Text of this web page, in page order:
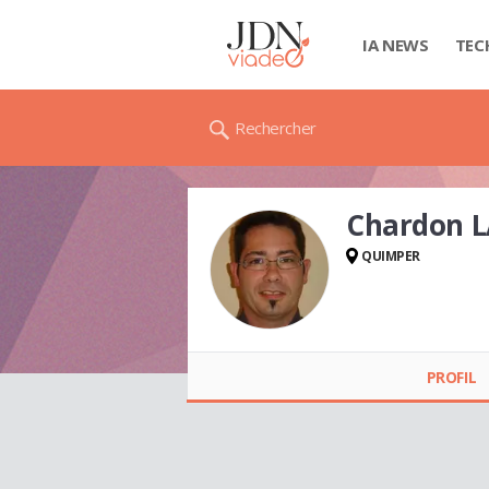
IA NEWS
Rechercher
Chardon
QUIMPER
PROFIL